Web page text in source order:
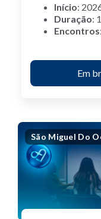
Início:
Duração:
Encontros
Em
São Miguel Do